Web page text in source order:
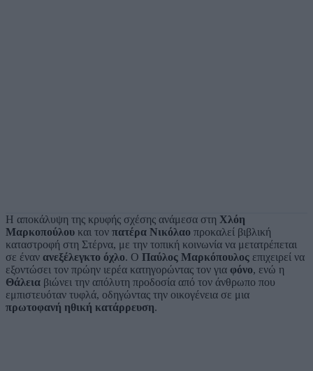
Η αποκάλυψη της κρυφής σχέσης ανάμεσα στη Χλόη
Μαρκοπούλου και τον πατέρα Νικόλαο προκαλεί βιβλική
καταστροφή στη Στέρνα, με την τοπική κοινωνία να μετατρέπεται
σε έναν ανεξέλεγκτο όχλο. Ο Παύλος Μαρκόπουλος επιχειρεί να
εξοντώσει τον πρώην ιερέα κατηγορώντας τον για φόνο, ενώ η
Θάλεια βιώνει την απόλυτη προδοσία από τον άνθρωπο που
εμπιστευόταν τυφλά, οδηγώντας την οικογένεια σε μια
πρωτοφανή ηθική κατάρρευση.